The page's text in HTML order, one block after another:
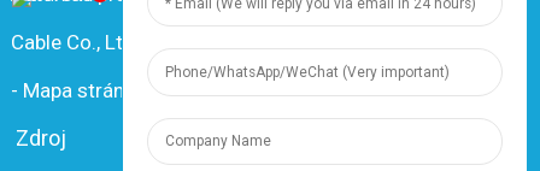
Cable Co., Ltd. Všechna práva vyhrazena.
- Mapa stránek - Resource
Zdroj